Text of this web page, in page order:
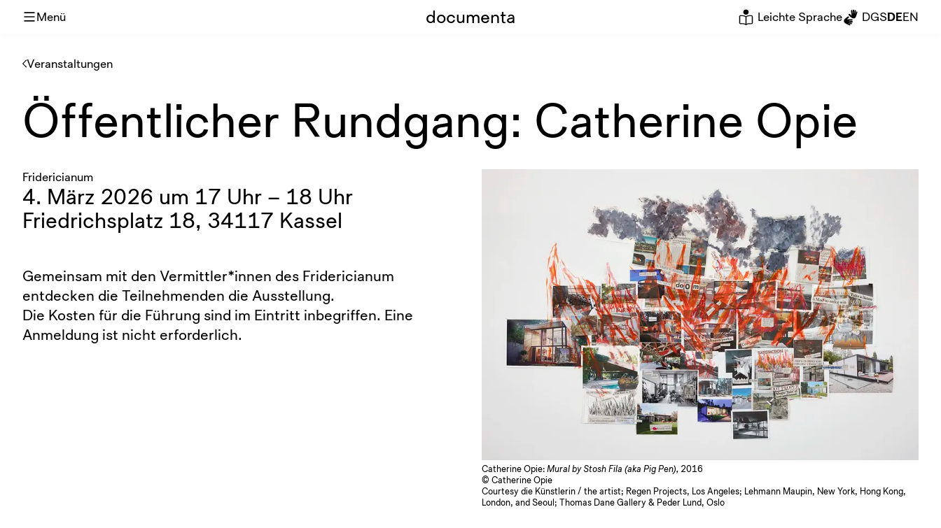
Menü documenta Leichte Sprache DGSDEEN
Veranstaltungen
Öffentlicher Rundgang: Catherine Opie
Fridericianum
4. März 2026 um 17 Uhr – 18 Uhr
Friedrichsplatz 18, 34117 Kassel
Gemeinsam mit den Vermittler*innen des Fridericianum
entdecken die Teilnehmenden die Ausstellung.
Die Kosten für die Führung sind im Eintritt inbegriffen. Eine
Anmeldung ist nicht erforderlich.
Catherine Opie:Mural by Stosh Fila (aka Pig Pen), 2016
© Catherine Opie
Courtesy die Künstlerin / the artist; Regen Projects, Los Angeles; Lehmann Maupin, New York, Hong Kong,
London, and Seoul; Thomas Dane Gallery & Peder Lund, Oslo